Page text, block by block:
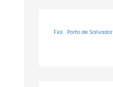
Fiol Porto de Salvador